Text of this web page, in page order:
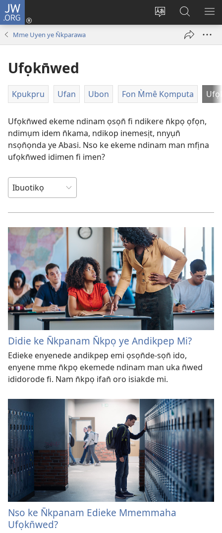
JW.ORG
Kpụhọ
ikpehe
Dụk
(opens
Yom
N̄kpọ
ke
Mme Uyen ye N̄kparawa
Ufọkn̄wed
Kpukpru Ufan Ubon Fon M̀mê Kọmputa
Ufọkn̄wed ekeme ndinam ọsọn̄ fi ndikere n̄kpọ ọfọn,
ndimụm idem n̄kama, ndikop inemesịt, nnyụn̄
nsọn̄ọnda ye Abasi. Nso ke ekeme ndinam man mfịna
ufọkn̄wed idimen fi imen?
Didie ke N̄kpanam N̄kpọ ye Andikpep Mi?
Edieke enyenede andikpep emi ọsọn̄de-sọn̄ ido,
enyene mme n̄kpọ ekemede ndinam man uka n̄wed
ididorode fi. Nam n̄kpọ ifan̄ oro isiakde mi.
Nso ke N̄kpanam Edieke Mmemmaha
Ufọkn̄wed?